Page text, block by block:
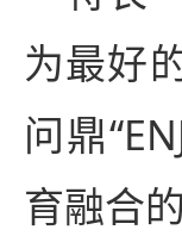
为最好
问鼎
育融合